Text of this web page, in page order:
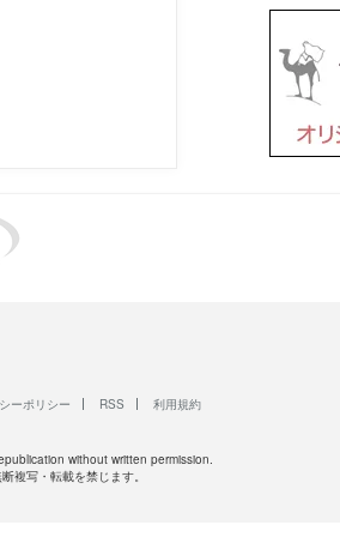
ーポリシー RSS 利用規約
without written permission.
複写・転載を禁じます。